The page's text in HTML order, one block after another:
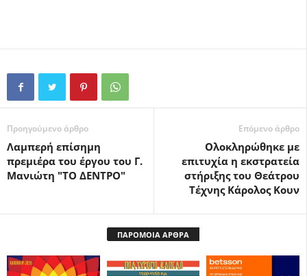
Προηγούμενο άρθρο
Λαμπερή επίσημη
πρεμιέρα του έργου του Γ.
Μανιώτη "ΤΟ ΔΕΝΤΡΟ"
Επόμενο άρθρο
Ολοκληρώθηκε με
επιτυχία η εκστρατεία
στήριξης του Θεάτρου
Τέχνης Κάρολος Κουν
ΠΑΡΟΜΟΙΑ ΑΡΘΡΑ